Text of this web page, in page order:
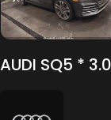
AUDI SQ5 *